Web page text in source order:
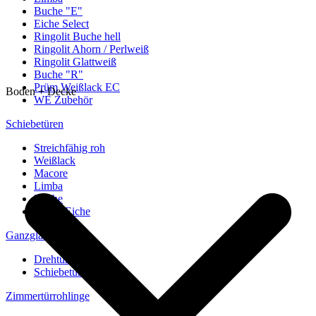
Buche "E"
Eiche Select
Ringolit Buche hell
Ringolit Ahorn / Perlweiß
Ringolit Glattweiß
Buche "R"
Prüm Weißlack EC
WE Zubehör
Schiebetüren
Streichfähig roh
Weißlack
Macore
Limba
Buche
europ. Eiche
Ganzglastüren
Drehtüren
Schiebetüren
Zimmertürrohlinge
Boden + Decke